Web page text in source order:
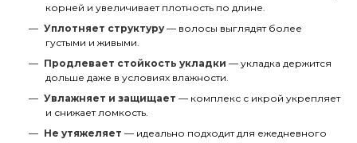
корней и увеличивает плотность по длине.
Уплотняет структуру— волосы выглядят более
густыми и живыми.
Продлевает стойкость укладки — укладка держится
дольше даже в условиях влажности.
Увлажняет и защищает — комплекс с икрой укрепляет
и снижает ломкость.
Не утяжеляет — идеально подходит для ежедневного